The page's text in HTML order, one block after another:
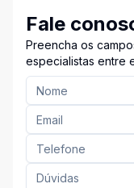
Fale
Preencha os
especialistas entre